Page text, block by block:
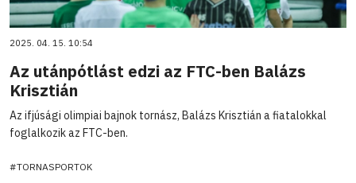
2025. 04. 15. 10:54
Az utánpótlást edzi az FTC-ben Balázs
Krisztián
Az ifjúsági olimpiai bajnok tornász, Balázs Krisztián a fiatalokkal
foglalkozik az FTC-ben.
#TORNASPORTOK